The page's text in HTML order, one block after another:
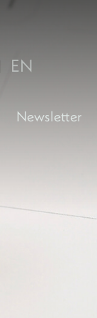
Newsletter
EN